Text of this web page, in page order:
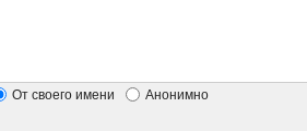
От своего имени Анонимно